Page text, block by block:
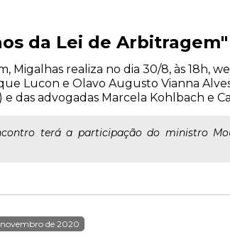
da Lei de Arbitragem"
Migalhas realiza no dia 30/8, às 18h,
Lucon e Olavo Augusto Vianna
das advogadas Marcela Kohlbach e
terá a participação do ministro
de 2020